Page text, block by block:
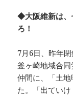
◆大阪維新は、
ろ！
7月6日、昨年
釜ヶ崎地域合
仲間に、「土
た。「出てい